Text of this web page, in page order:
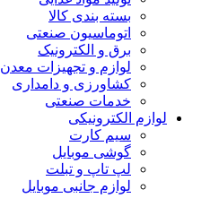
بسته بندی کالا
اتوماسیون صنعتی
برق و الکترونیک
لوازم و تجهیزات معدن
کشاورزی و دامداری
خدمات صنعتی
لوازم الکترونیکی
سیم کارت
گوشی موبایل
لپ تاپ و تبلت
لوازم جانبی موبایل